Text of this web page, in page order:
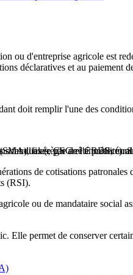
ou d'entreprise agricole est
déclaratives et au paiement
doit remplir l'une des
fixée par arrêté
(RSI).
familiales, CSG et CRDS,
dues (règle de l'annualité).
de cotisations patronales
ou de mandataire social
Elle permet de conserver